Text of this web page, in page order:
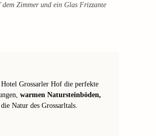
Zimmer und ein Glas Frizzante
Grossarler Hof die perfekte
warmen Natursteinböden,
Natur des Grossarltals.